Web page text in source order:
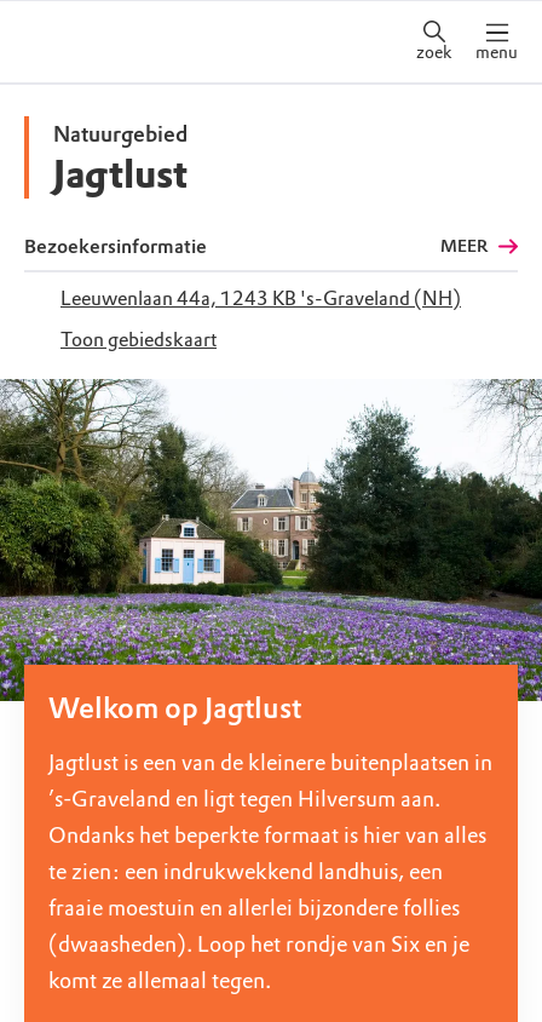
zoek menu
Natuurgebied
Jagtlust
Bezoekersinformatie MEER
Leeuwenlaan 44a, 1243 KB 's-Graveland (NH)
Toon gebiedskaart
Welkom op Jagtlust
Jagtlust is een van de kleinere buitenplaatsen in
’s-Graveland en ligt tegen Hilversum aan.
Ondanks het beperkte formaat is hier van alles
te zien: een indrukwekkend landhuis, een
fraaie moestuin en allerlei bijzondere follies
(dwaasheden). Loop het rondje van Six en je
komt ze allemaal tegen.